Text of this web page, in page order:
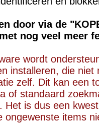
door via de
nog veel meer
wordt
installeren, die niet
zelf. Dit kan een
of standaard
Het is dus een
ongewenste items